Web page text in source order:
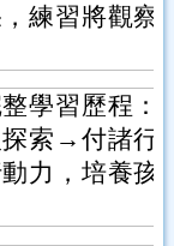
練習將觀察
學習歷程：
索→付諸行
力，培養孩